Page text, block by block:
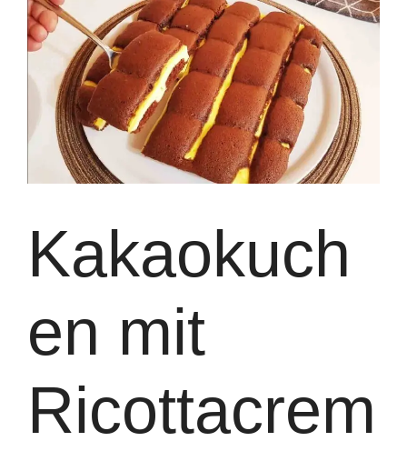
Kakaokuch
en mit
Ricottacrem